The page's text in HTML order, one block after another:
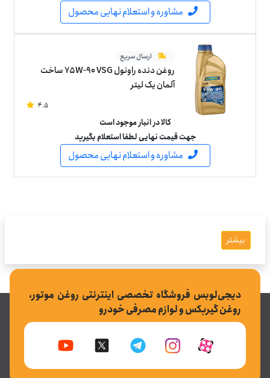
مشاوره و استعلام نهایی محصول
ارسال سریع
روغن دنده راونول 75W-90 VSG ساخت
آلمان یک لیتر
4.5
کالا در انبار موجود است
جهت قیمت نهایی لطفا استعلام بگیرید
مشاوره و استعلام نهایی محصول
بیشتر
دیجی‌لوبس فروشگاه تخصصی اینترنتی روغن موتور،
روغن گیربکس و لوازم مصرفی خودرو